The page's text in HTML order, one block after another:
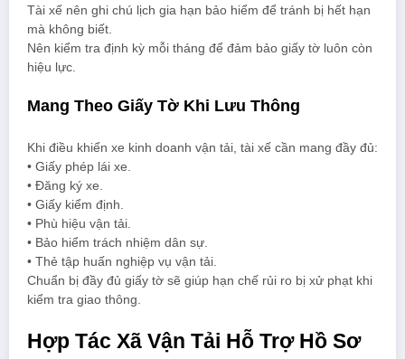
Tài xế nên ghi chú lịch gia hạn bảo hiểm để tránh bị hết hạn
mà không biết.
Nên kiểm tra định kỳ mỗi tháng để đảm bảo giấy tờ luôn còn
hiệu lực.
Mang Theo Giấy Tờ Khi Lưu Thông
Khi điều khiển xe kinh doanh vận tải, tài xế cần mang đầy đủ:
• Giấy phép lái xe.
• Đăng ký xe.
• Giấy kiểm định.
• Phù hiệu vận tải.
• Bảo hiểm trách nhiệm dân sự.
• Thẻ tập huấn nghiệp vụ vận tải.
Chuẩn bị đầy đủ giấy tờ sẽ giúp hạn chế rủi ro bị xử phạt khi
kiểm tra giao thông.
Hợp Tác Xã Vận Tải Hỗ Trợ Hồ Sơ